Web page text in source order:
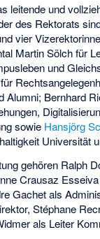
leitende und
des Rektorats
vier
Martin Sölchfür
und
für
Alumni; Bernhard
sowie Hansjörg
Universität
gehören Ralph
Crausaz
Gachet als
Stéphane
als Leiter